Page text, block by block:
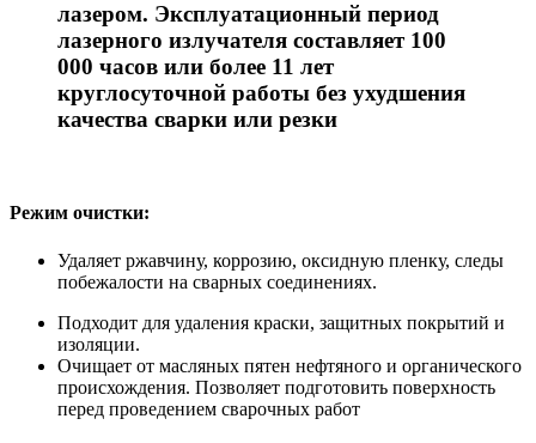
лазером. Эксплуатационный период
лазерного излучателя составляет 100
000 часов или более 11 лет
круглосуточной работы без ухудшения
качества сварки или резки
Режим очистки:
Удаляет ржавчину, коррозию, оксидную пленку, следы
побежалости на сварных соединениях.
Подходит для удаления краски, защитных покрытий и
изоляции.
Очищает от масляных пятен нефтяного и органического
происхождения. Позволяет подготовить поверхность
перед проведением сварочных работ